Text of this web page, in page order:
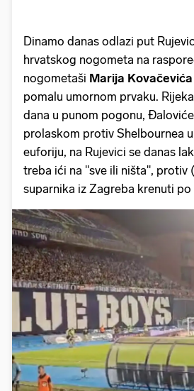
Dinamo danas odlazi put
hrvatskog nogometa na
nogometaši Marija Kovačevića
pomalu umornom prvaku.
dana u punom pogonu,
prolaskom protiv Shelbournea
euforiju, na Rujevici se danas
treba ići na "sve ili ništa", protiv
suparnika iz Zagreba krenuti po
Pokretanje videa...